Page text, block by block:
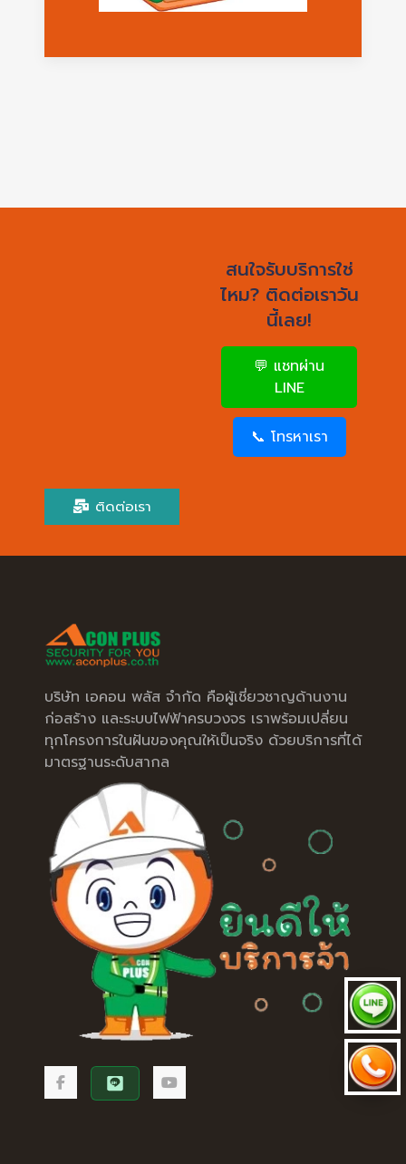
สนใจรับบริการใช่
ไหม? ติดต่อเราวัน
นี้เลย!
💬 แชทผ่าน
LINE
📞 โทรหาเรา
ติดต่อเรา
บริษัท เอคอน พลัส จำกัด คือผู้เชี่ยวชาญด้านงาน
ก่อสร้าง และระบบไฟฟ้าครบวงจร เราพร้อมเปลี่ยน
ทุกโครงการในฝันของคุณให้เป็นจริง ด้วยบริการที่ได้
มาตรฐานระดับสากล